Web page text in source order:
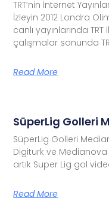
TRT’nin İnternet
İzleyin 2012 Londra
canlı yayınlarında
çalışmalar sonunda
Read More
SüperLig Golleri
SüperLig Golleri
Digiturk ve
artık Super Lig gol
Read More